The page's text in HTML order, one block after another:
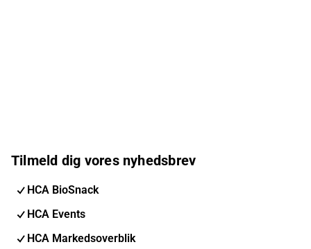
Tilmeld dig vores nyhedsbrev
HCA BioSnack
HCA Events
HCA Markedsoverblik